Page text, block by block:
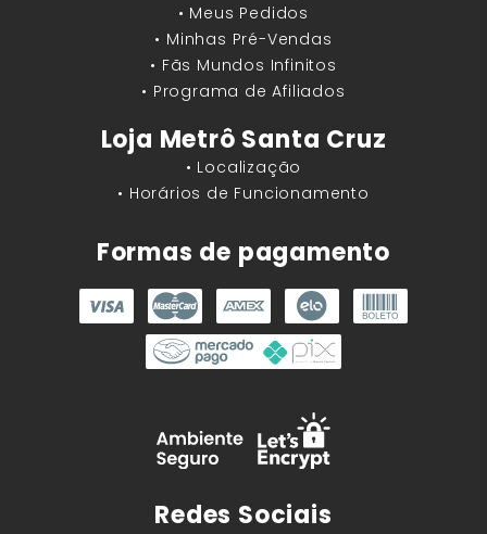
• Meus Pedidos
• Minhas Pré-Vendas
• Fãs Mundos Infinitos
• Programa de Afiliados
Loja Metrô Santa Cruz
• Localização
• Horários de Funcionamento
Formas de pagamento
Redes Sociais